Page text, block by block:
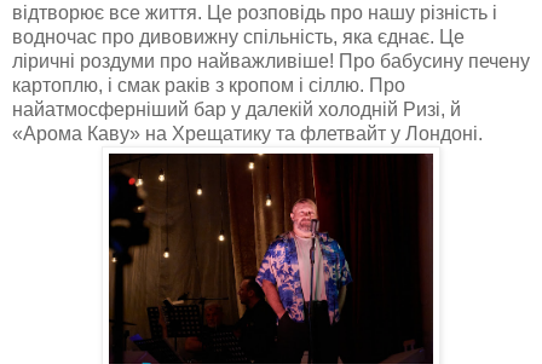
відтворює все життя. Це розповідь про нашу різність і
водночас про дивовижну спільність, яка єднає. Це
ліричні роздуми про найважливіше! Про бабусину печену
картоплю, і смак раків з кропом і сіллю. Про
найатмосферніший бар у далекій холодній Ризі, й
«Арома Каву» на Хрещатику та флетвайт у Лондоні.